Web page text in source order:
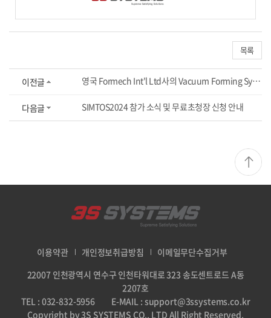
목록
이전글 영국 Formech Int'l Ltd사의 Vacuum Forming Systems 독점 공급 계약 체결
다음글 SIMTOS2024 참가 소식 및 무료초청장 신청 안내
이용약관 개인정보취급방침
이메일무단수집거부
22007 인천광역시 연수구 인천타워대로 323 송도센트로드 A동
2207호
TEL : 032-832-5956
E-MAIL : support@3ssystems.co.kr
Copyright by 3S SYSTEMS CO., LTD All Right Reserved.